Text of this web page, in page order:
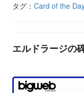
タグ： Card of the Day
エルドラージの